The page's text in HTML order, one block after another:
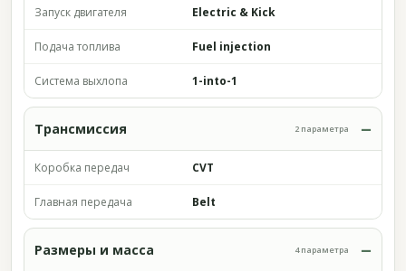
Запуск двигателя Electric & Kick
Подача топлива Fuel injection
Система выхлопа 1-into-1
Трансмиссия 2 параметра
Коробка передач CVT
Главная передача Belt
Размеры и масса 4 параметра